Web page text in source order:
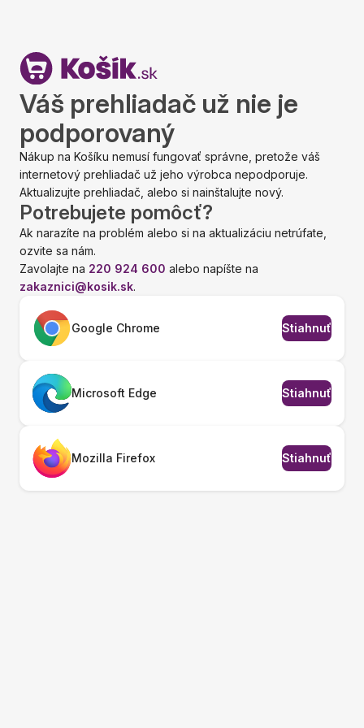
Váš prehliadač už nie je
podporovaný
Nákup na Košíku nemusí fungovať správne, pretože váš
internetový prehliadač už jeho výrobca nepodporuje.
Aktualizujte prehliadač, alebo si nainštalujte nový.
Potrebujete pomôcť?
Ak narazíte na problém alebo si na aktualizáciu netrúfate,
ozvite sa nám.
Zavolajte na 220 924 600 alebo napíšte na
zakaznici@kosik.sk.
Google Chrome Stiahnuť
Microsoft Edge Stiahnuť
Mozilla Firefox Stiahnuť